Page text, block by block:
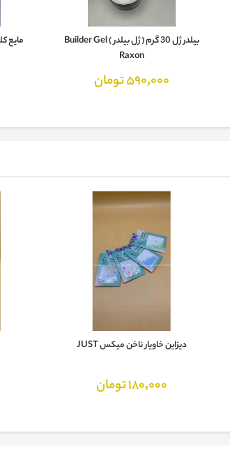
بیلدر ژل 30 گرم ( ژل بیلدر ) Builder Gel
Raxon
590,000 تومان
دیزاین خاویار ناخن میکس JUST
180,000 تومان